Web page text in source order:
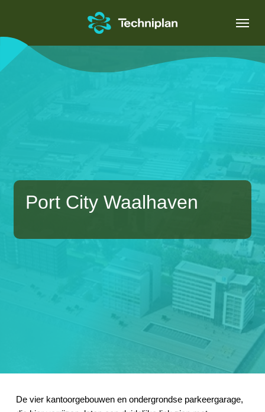
main
content
Menu
Port City Waalhaven
De vier kantoorgebouwen en ondergrondse parkeergarage,